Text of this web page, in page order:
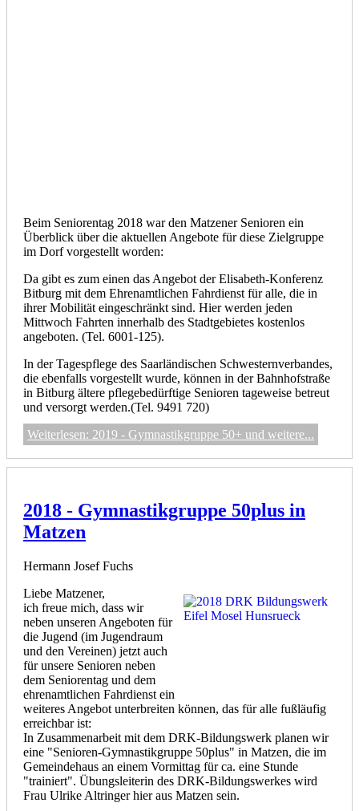
Beim Seniorentag 2018 war den Matzener Senioren ein
Überblick über die aktuellen Angebote für diese Zielgruppe
im Dorf vorgestellt worden:
Da gibt es zum einen das Angebot der Elisabeth-Konferenz
Bitburg mit dem Ehrenamtlichen Fahrdienst für alle, die in
ihrer Mobilität eingeschränkt sind. Hier werden jeden
Mittwoch Fahrten innerhalb des Stadtgebietes kostenlos
angeboten. (Tel. 6001-125).
In der Tagespflege des Saarländischen Schwesternverbandes,
die ebenfalls vorgestellt wurde, können in der Bahnhofstraße
in Bitburg ältere pflegebedürftige Senioren tageweise betreut
und versorgt werden.(Tel. 9491 720)
Weiterlesen: 2019 - Gymnastikgruppe 50+ und weitere...
2018 - Gymnastikgruppe 50plus in
Matzen
Hermann Josef Fuchs
Liebe Matzener,
ich freue mich, dass wir
neben unseren Angeboten für
die Jugend (im Jugendraum
und den Vereinen) jetzt auch
für unsere Senioren neben
dem Seniorentag und dem
ehrenamtlichen Fahrdienst ein
weiteres Angebot unterbreiten können, das für alle fußläufig
erreichbar ist:
In Zusammenarbeit mit dem DRK-Bildungswerk planen wir
eine "Senioren-Gymnastikgruppe 50plus" in Matzen, die im
Gemeindehaus an einem Vormittag für ca. eine Stunde
"trainiert". Übungsleiterin des DRK-Bildungswerkes wird
Frau Ulrike Altringer hier aus Matzen sein.